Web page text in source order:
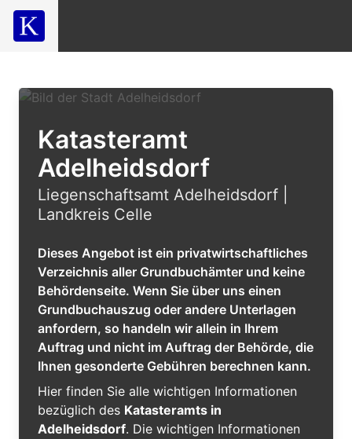
Katasteramt
Adelheidsdorf
Liegenschaftsamt Adelheidsdorf |
Landkreis Celle
Dieses Angebot ist ein privatwirtschaftliches
Verzeichnis aller Grundbuchämter und keine
Behördenseite. Wenn Sie über uns einen
Grundbuchauszug oder andere Unterlagen
anfordern, so handeln wir allein in Ihrem
Auftrag und nicht im Auftrag der Behörde, die
Ihnen gesonderte Gebühren berechnen kann.
Hier finden Sie alle wichtigen Informationen
bezüglich des Katasteramts in
Adelheidsdorf. Die wichtigen Informationen